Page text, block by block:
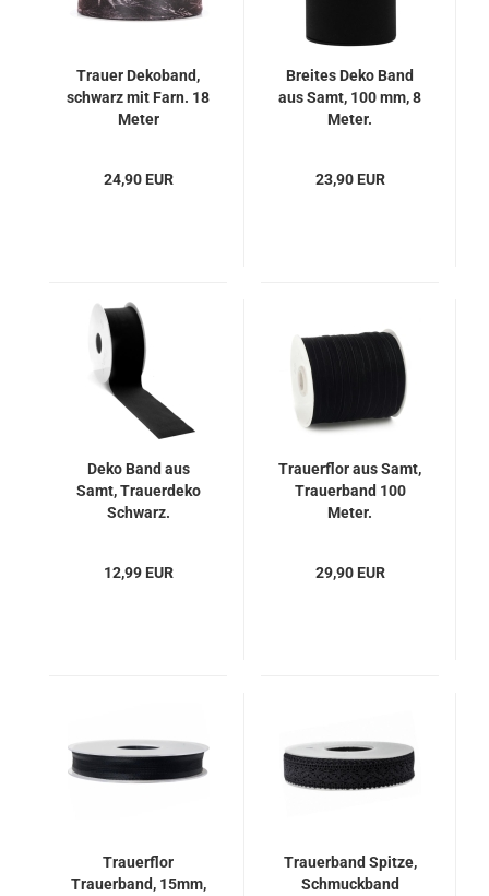
Trauer Dekoband,
schwarz mit Farn. 18
Meter
24,90 EUR
Breites Deko Band
aus Samt, 100 mm, 8
Meter.
23,90 EUR
Deko Band aus
Samt, Trauerdeko
Schwarz.
12,99 EUR
Trauerflor aus Samt,
Trauerband 100
Meter.
29,90 EUR
Trauerflor
Trauerband, 15mm,
Trauerband Spitze,
Schmuckband